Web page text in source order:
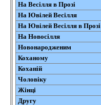
На Весілля в Прозі
На Ювілей Весілля
На Ювілей Весілля в Прозі
На Новосілля
Новонародженим
Коханому
Коханій
Чоловіку
Жінці
Другу